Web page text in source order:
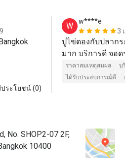
ระโยชน์ (0)
W
w****e
3
ปูไข่ดองกับปลาก
มาก บริการดี จอ
ราคาสมเหตุสมผล
บ
ได้รับประสบการณ์ดี
No. SHOP2-07 2F,
10400